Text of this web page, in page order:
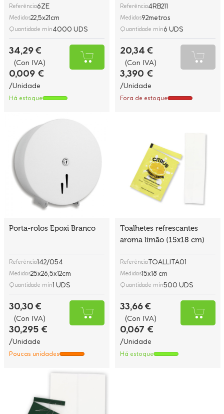
Referência6ZE
Medidas22,5x21cm
Quantidade mín4000 UDS
34,29 €
(Con IVA)
0,009 €
/Unidade
Há estoque
Referência4RB211
Medidas92metros
Quantidade mín6 UDS
20,34 €
(Con IVA)
3,390 €
/Unidade
Fora de estoque
Porta-rolos Epoxi Branco
Referência142/054
Medidas25x26,5x12cm
Quantidade mín1 UDS
30,30 €
(Con IVA)
30,295 €
/Unidade
Poucas unidades
Toalhetes refrescantes
aroma limão (15x18 cm)
ReferênciaTOALLITA01
Medidas15x18 cm
Quantidade mín500 UDS
33,66 €
(Con IVA)
0,067 €
/Unidade
Há estoque